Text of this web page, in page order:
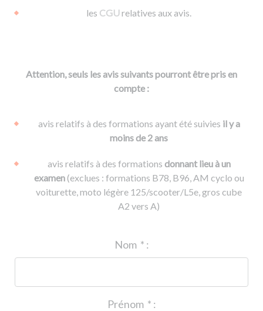
les CGUrelatives aux avis.
Attention, seuls les avis suivants pourront être pris en
compte :
avis relatifs à des formations ayant été suivies il y a
moins de 2 ans
avis relatifs à des formations donnant lieu à un
examen(exclues : formations B78, B96, AM cyclo ou
voiturette, moto légère 125/scooter/L5e, gros cube
A2 vers A)
* :
* :